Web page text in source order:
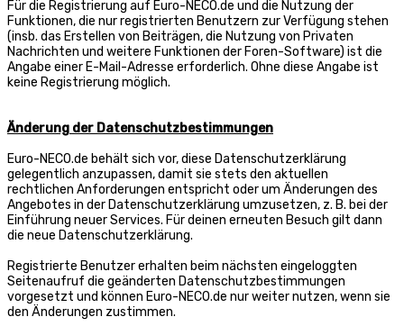
Für die Registrierung auf Euro-NECO.de und die Nutzung der
Funktionen, die nur registrierten Benutzern zur Verfügung stehen
(insb. das Erstellen von Beiträgen, die Nutzung von Privaten
Nachrichten und weitere Funktionen der Foren-Software) ist die
Angabe einer E-Mail-Adresse erforderlich. Ohne diese Angabe ist
keine Registrierung möglich.
Änderung der Datenschutzbestimmungen
Euro-NECO.de behält sich vor, diese Datenschutzerklärung
gelegentlich anzupassen, damit sie stets den aktuellen
rechtlichen Anforderungen entspricht oder um Änderungen des
Angebotes in der Datenschutzerklärung umzusetzen, z. B. bei der
Einführung neuer Services. Für deinen erneuten Besuch gilt dann
die neue Datenschutzerklärung.
Registrierte Benutzer erhalten beim nächsten eingeloggten
Seitenaufruf die geänderten Datenschutzbestimmungen
vorgesetzt und können Euro-NECO.de nur weiter nutzen, wenn sie
den Änderungen zustimmen.